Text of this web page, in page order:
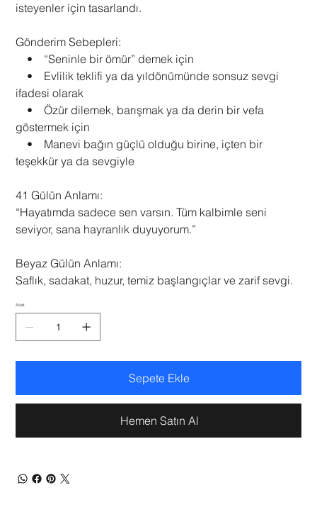
isteyenler için tasarlandı.
Gönderim Sebepleri:
• “Seninle bir ömür” demek için
• Evlilik teklifi ya da yıldönümünde sonsuz sevgi
ifadesi olarak
• Özür dilemek, barışmak ya da derin bir vefa
göstermek için
• Manevi bağın güçlü olduğu birine, içten bir
teşekkür ya da sevgiyle
41 Gülün Anlamı:
“Hayatımda sadece sen varsın. Tüm kalbimle seni
seviyor, sana hayranlık duyuyorum.”
Beyaz Gülün Anlamı:
Saflık, sadakat, huzur, temiz başlangıçlar ve zarif sevgi.
Adet
Sepete Ekle
Hemen Satın Al